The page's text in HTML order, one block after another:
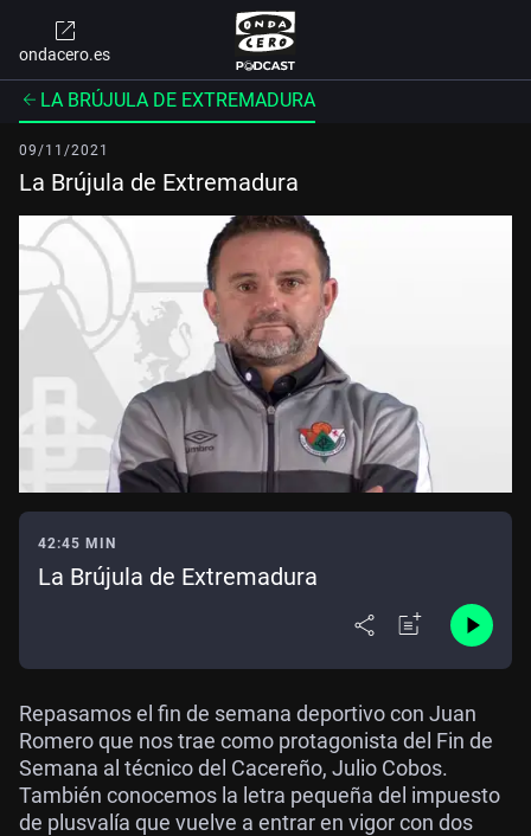
ondacero.es
LA BRÚJULA DE EXTREMADURA
09/11/2021
La Brújula de Extremadura
42:45 MIN
La Brújula de Extremadura
Repasamos el fin de semana deportivo con Juan
Romero que nos trae como protagonista del Fin de
Semana al técnico del Cacereño, Julio Cobos.
También conocemos la letra pequeña del impuesto
de plusvalía que vuelve a entrar en vigor con dos